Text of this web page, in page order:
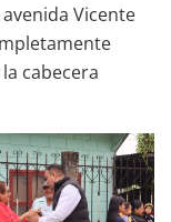
Vicente
cabecera